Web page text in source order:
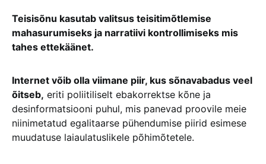
Teisisõnu kasutab valitsus teisitimõtlemise
mahasurumiseks ja narratiivi kontrollimiseks mis
tahes ettekäänet.
Internet võib olla viimane piir, kus sõnavabadus veel
õitseb, eriti poliitiliselt ebakorrektse kõne ja
desinformatsiooni puhul, mis panevad proovile meie
niinimetatud egalitaarse pühendumise piirid esimese
muudatuse laiaulatuslikele põhimõtetele.